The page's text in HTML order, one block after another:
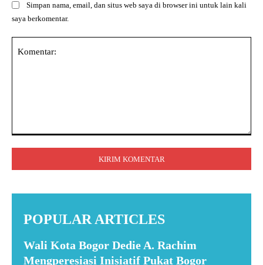
Simpan nama, email, dan situs web saya di browser ini untuk lain kali
saya berkomentar.
POPULAR ARTICLES
Wali Kota Bogor Dedie A. Rachim
Mengperesiasi Inisiatif Pukat Bogor